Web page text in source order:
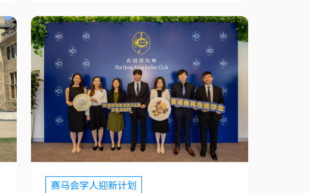
赛马会学人迎新计划